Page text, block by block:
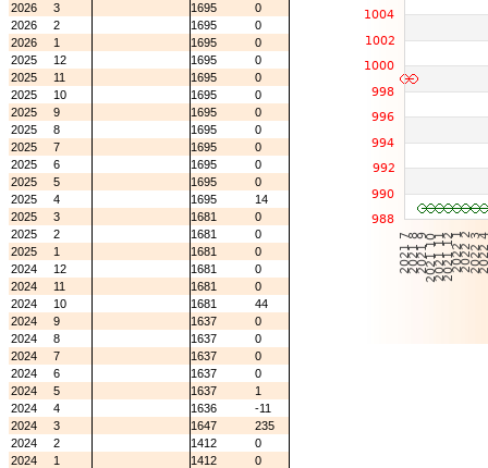
2026
3 1695
0
2026
2 1695
0
2026
1 1695
0
2025
12 1695
0
2025
11 1695
0
2025
10 1695
0
2025
9 1695
0
2025
8 1695
0
2025
7 1695
0
2025
6 1695
0
2025
5 1695
0
2025
4 1695
14
2025
3 1681
0
2025
2 1681
0
2025
1 1681
0
2024
12 1681
0
2024
11 1681
0
2024
10 1681
44
2024
9 1637
0
2024
8 1637
0
2024
7 1637
0
2024
6 1637
0
2024
5 1637
1
2024
4 1636
-11
2024
3 1647
235
2024
2 1412
0
2024
1 1412
0